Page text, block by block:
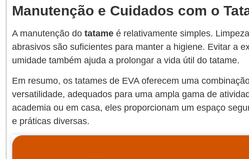
Manutenção e Cuidados com o
A manutenção dotatame é relativamente simples.
abrasivos são suficientes para manter a higiene. Evitar a
umidade também ajuda a prolongar a vida útil do tatame.
Em resumo, os tatames de EVA oferecem uma
versatilidade, adequados para uma ampla gama de
academia ou em casa, eles proporcionam um espaço
e práticas diversas.